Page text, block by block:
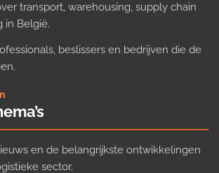
transport, warehousing, supply chain
in België.
beslissers en bedrijven die de
en de belangrijkste ontwikkelingen
sector.